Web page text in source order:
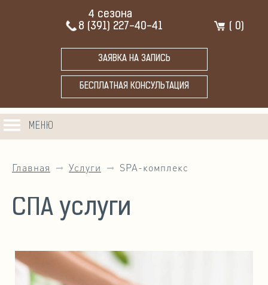
4 сезона
8 (391) 227-40-41
( 0)
ЗАЯВКА НА ЗАПИСЬ
БЕСПЛАТНАЯ КОНСУЛЬТАЦИЯ
МЕНЮ
Главная Услуги SPA-комплекс
СПА услуги